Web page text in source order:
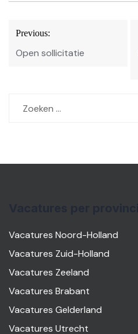
Bericht
navigatie
Previous:
Open sollicitatie
naar:
Vacatures Noord-Holland
Vacatures Zuid-Holland
Vacatures Zeeland
Vacatures Brabant
Vacatures Gelderland
Vacatures Utrecht